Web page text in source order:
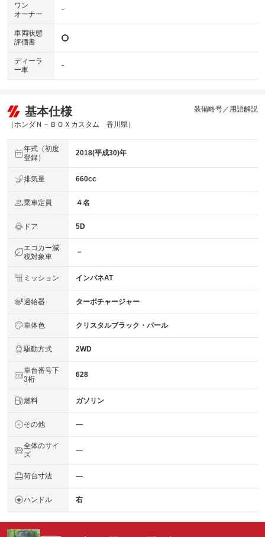
ワン
オーナー
-
車両状態
評価書
ディーラ
ー車
-
基本仕様
（ホンダＮ－ＢＯＸカスタム 香川県）
装備略号／用語解説
年式（初度
登録）
2018(平成30)年
排気量 660cc
乗車定員 ４名
ドア 5D
エコカー減
税対象車
－
ミッション インパネAT
過給器 ターボチャージャー
車体色 クリスタルブラック・パール
駆動方式 2WD
車台番号下
3桁
628
燃料 ガソリン
その他 ―
全体のサイ
ズ
―
荷台寸法 ―
ハンドル 右